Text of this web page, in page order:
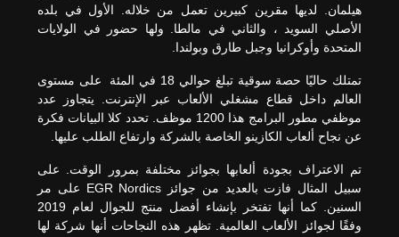
هيلمان. لديها مقرين كبيرين تعمل من خلاله. الأول في بلده
الأصلي السويد ، والثاني في مالطا. ولها حضور في الولايات
المتحدة وأوكرانيا وجبل طارق وبولندا.
تمتلك حاليًا حصة سوقية تبلغ حوالي 18 في المئة على مستوى
العالم داخل قطاع مشغلي الألعاب عبر الإنترنت. يتجاوز عدد
موظفي مطور البرامج هذا 1200 موظف. تحدد كلا البيانات فكرة
عن نجاح ألعاب الكازينو الخاصة بالشركة وارتفاع الطلب عليها.
تم الاعتراف بجودة ألعابها بجوائز مختلفة بمرور الوقت. على
سبيل المثال فازت بالعديد من جوائز EGR Nordics على مر
السنين. كما أنها تفتخر بإنشاء أفضل منتج للجوال لعام 2019
وفقًا لجوائز الألعاب العالمية. تظهر هذه النجاحات أنها شركة لها